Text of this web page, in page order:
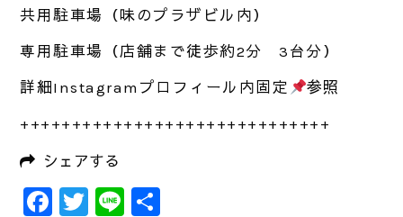
共用駐車場（味のプラザビル内）
専用駐車場（店舗まで徒歩約2分 3台分）
詳細Instagramプロフィール内固定
参照
++++++++++++++++++++++++++++++
シェアする
Facebook
Twitter
Line